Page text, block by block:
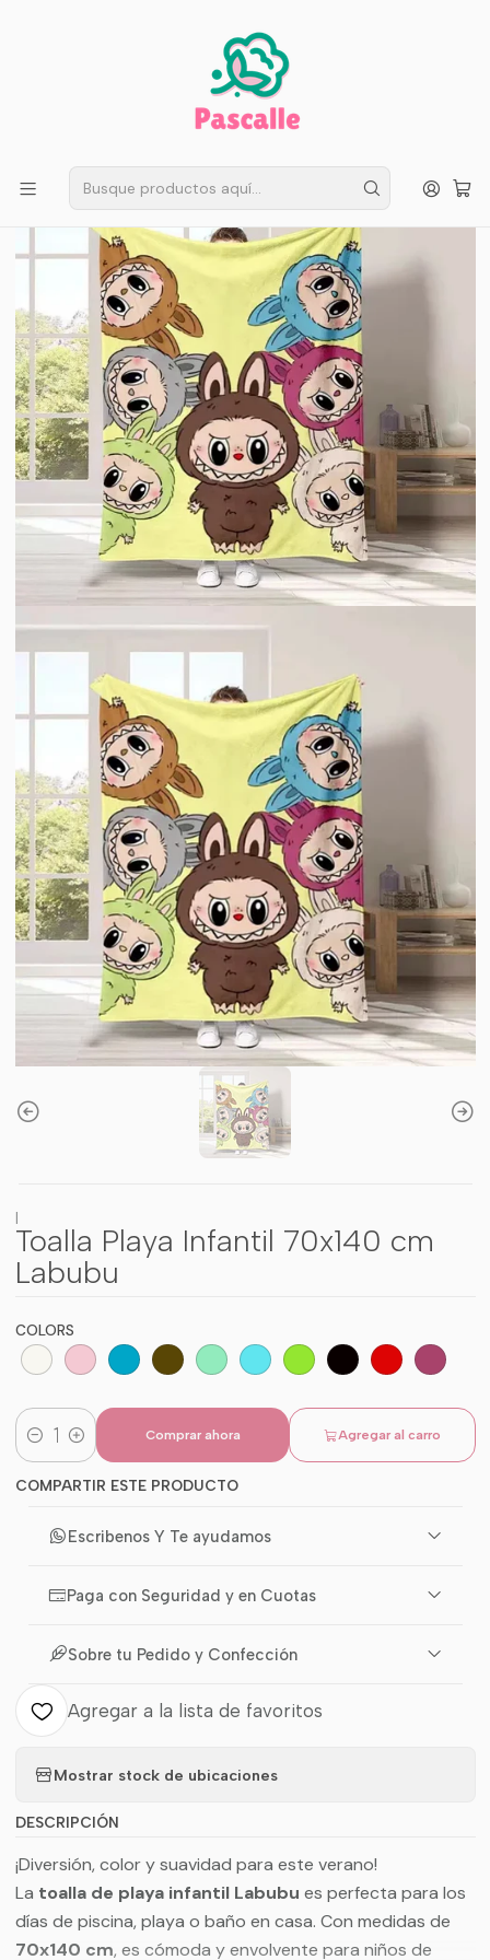
Compras sobre $50.000
Infantil
Trajes de baño
Toalla Playa Infantil 70x140 cm Labubu
|
Toalla Playa Infantil 70x140 cm
Labubu
COLORS
Cantidad
Agregar al carro
Comprar ahora
COMPARTIR ESTE PRODUCTO
Escribenos Y Te ayudamos
Paga con Seguridad y en Cuotas
Sobre tu Pedido y Confección
Agregar a la lista de favoritos
Mostrar stock de ubicaciones
DESCRIPCIÓN
¡Diversión, color y suavidad para este verano!
La toalla de playa infantil Labubu es perfecta para los
días de piscina, playa o baño en casa. Con medidas de
70x140 cm, es cómoda y envolvente para niños de